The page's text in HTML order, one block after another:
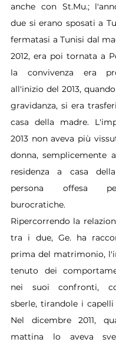
anche con St.Mu.;
due si erano sposati a
fermatasi a Tunisi dal
2012, era poi tornata a
la convivenza era
all'inizio del 2013,
gravidanza, si era
casa della madre.
2013 non aveva più
donna, semplicemente
residenza a casa
persona offesa
burocratiche.
Ripercorrendo la
tra i due, Ge. ha
prima del matrimonio,
tenuto dei
nei suoi confronti,
sberle, tirandole i
Nel dicembre 2011,
mattina lo aveva